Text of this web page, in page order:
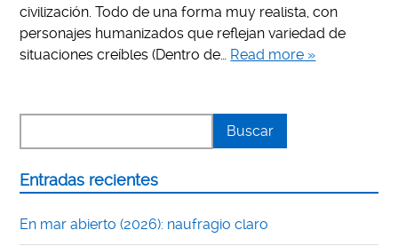
civilización. Todo de una forma muy realista, con
personajes humanizados que reflejan variedad de
situaciones creíbles (Dentro de… Read more »
Entradas recientes
En mar abierto (2026): naufragio claro